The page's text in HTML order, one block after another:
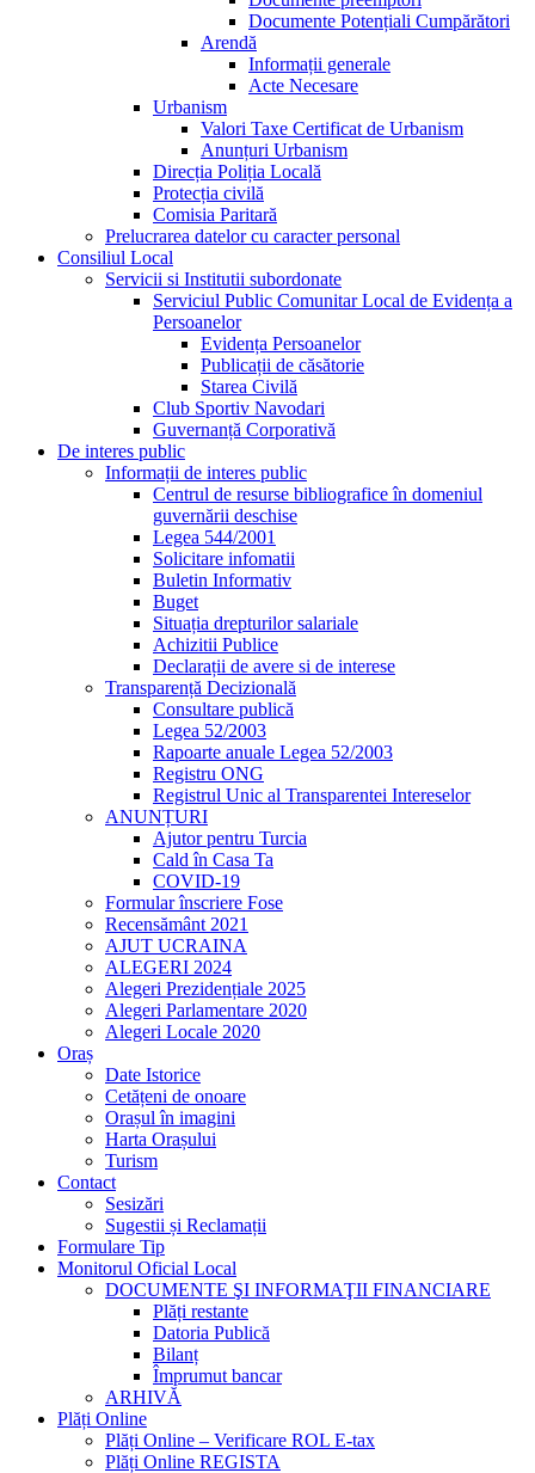
Documente Potențiali Cumpărători
Arendă
Informații generale
Acte Necesare
Urbanism
Valori Taxe Certificat de Urbanism
Anunțuri Urbanism
Direcția Poliția Locală
Protecția civilă
Comisia Paritară
Prelucrarea datelor cu caracter personal
Consiliul Local
Servicii si Institutii subordonate
Serviciul Public Comunitar Local de Evidența a
Persoanelor
Evidența Persoanelor
Publicații de căsătorie
Starea Civilă
Club Sportiv Navodari
Guvernanță Corporativă
De interes public
Informații de interes public
Centrul de resurse bibliografice în domeniul
guvernării deschise
Legea 544/2001
Solicitare infomatii
Buletin Informativ
Buget
Situația drepturilor salariale
Achizitii Publice
Declarații de avere si de interese
Transparență Decizională
Consultare publică
Legea 52/2003
Rapoarte anuale Legea 52/2003
Registru ONG
Registrul Unic al Transparentei Intereselor
ANUNȚURI
Ajutor pentru Turcia
Cald în Casa Ta
COVID-19
Formular înscriere Fose
Recensământ 2021
AJUT UCRAINA
ALEGERI 2024
Alegeri Prezidențiale 2025
Alegeri Parlamentare 2020
Alegeri Locale 2020
Oraș
Date Istorice
Cetățeni de onoare
Orașul în imagini
Harta Orașului
Turism
Contact
Sesizări
Sugestii și Reclamații
Formulare Tip
Monitorul Oficial Local
DOCUMENTE ŞI INFORMAŢII FINANCIARE
Plăți restante
Datoria Publică
Bilanț
Împrumut bancar
ARHIVĂ
Plăți Online
Plăți Online – Verificare ROL E-tax
Plăți Online REGISTA